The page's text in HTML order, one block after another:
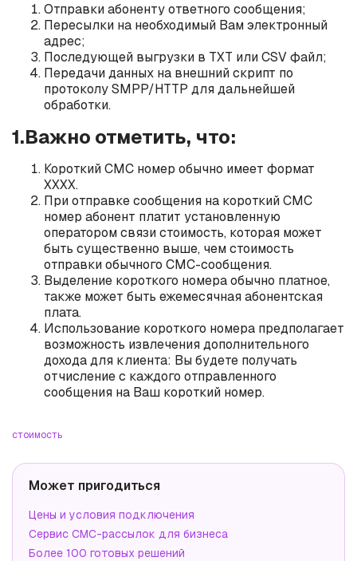
Отправки абоненту ответного сообщения;
Пересылки на необходимый Вам электронный
адрес;
Последующей выгрузки в TXT или CSV файл;
Передачи данных на внешний скрипт по
протоколу SMPP/HTTP для дальнейшей
обработки.
1.Важно отметить, что:
Короткий СМС номер обычно имеет формат
ХХХХ.
При отправке сообщения на короткий СМС
номер абонент платит установленную
оператором связи стоимость, которая может
быть существенно выше, чем стоимость
отправки обычного СМС-сообщения.
Выделение короткого номера обычно платное,
также может быть ежемесячная абонентская
плата.
Использование короткого номера предполагает
возможность извлечения дополнительного
дохода для клиента: Вы будете получать
отчисление с каждого отправленного
сообщения на Ваш короткий номер.
стоимость
Может пригодиться
Цены и условия подключения
Сервис СМС-рассылок для бизнеса
Более 100 готовых решений